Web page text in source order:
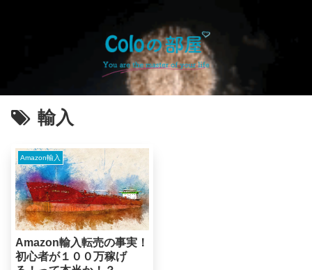
輸入
Amazon輸入
Amazon輸入転売の事実！
初心者が１００万稼げ